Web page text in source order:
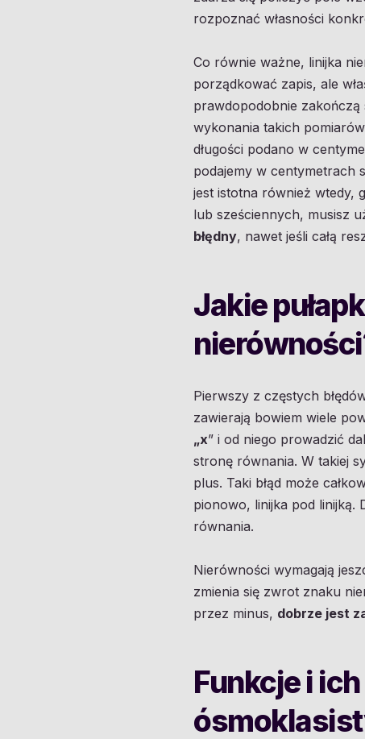
rozpoznać własności
Co równie ważne, linijka
porządkować zapis, ale
prawdopodobnie
wykonania takich
długości podano w
podajemy w centymetrach
jest istotna również wtedy,
lub sześciennych, musisz
błędny, nawet jeśli całą
Jakie
Pierwszy z częstych
zawierają bowiem wiele
„x” i od niego prowadzić
stronę równania. W takiej
plus. Taki błąd może
pionowo, linijka pod linijką.
równania.
Nierówności wymagają
zmienia się zwrot znaku
przez minus, dobrze jest
Funkcje i